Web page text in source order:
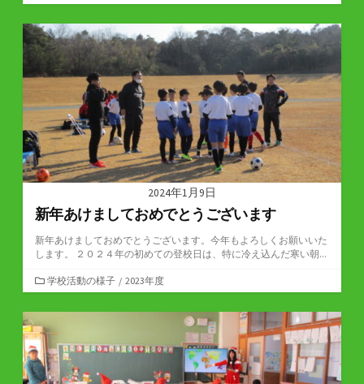
テ
ゴ
リ
ー
2024年1月9日
新年あけましておめでとうございます
新年あけましておめでとうございます。今年もよろしくお願いいた
します。 ２０２４年の初めての登校日は、特に冷え込んだ寒い朝...
カ
テ
ゴ
リ
ー
学校活動の様子 / 2023年度